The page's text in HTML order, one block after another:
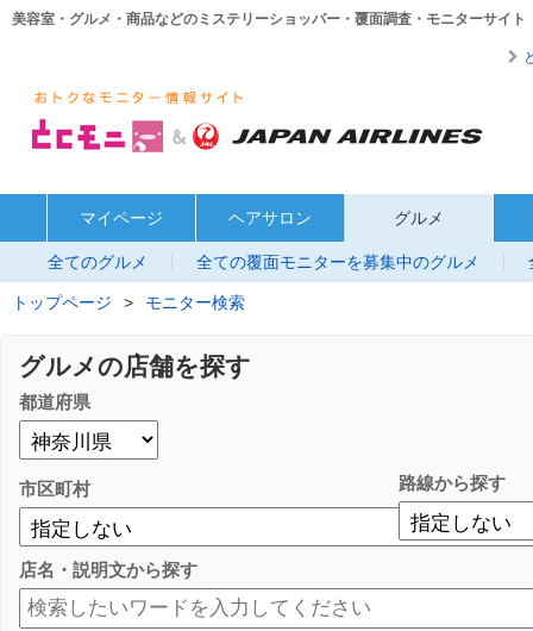
美容室・グルメ・商品などのミステリーショッパー・覆面調査・モニターサイト
マイページ ヘアサロン グルメ
全てのグルメ 全ての覆面モニターを募集中のグルメ
トップページ > モニター検索
グルメの店舗を探す
都道府県
市区町村 路線から探す
店名・説明文から探す